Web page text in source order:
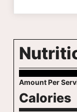
Amount Per
Calories